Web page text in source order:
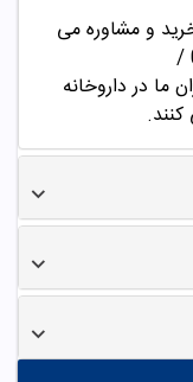
و مشاوره می
توانید با این شماره ها 09358343612 /
ما در داروخانه
کنند.